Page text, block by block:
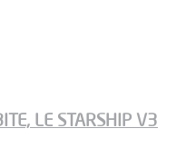
LE STARSHIP V3